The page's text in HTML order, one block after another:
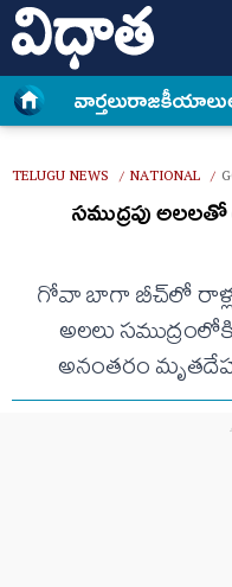
వార్త‌లురాజకీయాలు
TELUGU NEWS / NATIONAL /
సముద్రపు
గోవా బాగా బీచ్‌లో
అలలు
అనంతరం